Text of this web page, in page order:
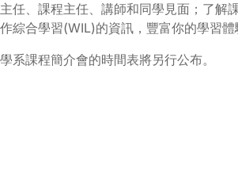
主任、課程主任、講師和同學見面；了解
作綜合學習(WIL)的資訊，豐富你的學習體
學系課程簡介會的時間表將另行公布。